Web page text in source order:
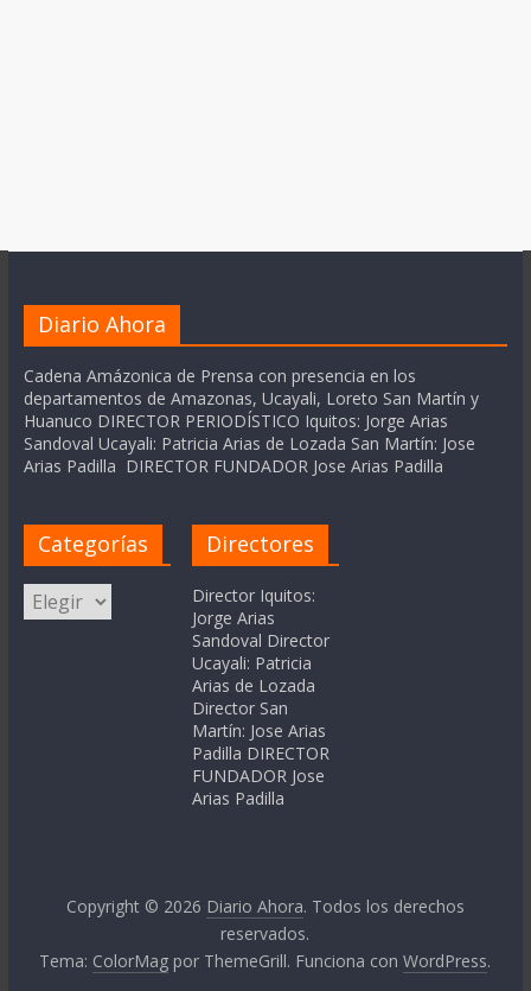
Diario Ahora
Cadena Amázonica de Prensa con presencia en los
departamentos de Amazonas, Ucayali, Loreto San Martín y
Huanuco DIRECTOR PERIODÍSTICO Iquitos: Jorge Arias
Sandoval Ucayali: Patricia Arias de Lozada San Martín: Jose
Arias Padilla DIRECTOR FUNDADOR Jose Arias Padilla
Categorías
Categorías
Directores
Director Iquitos:
Jorge Arias
Sandoval Director
Ucayali: Patricia
Arias de Lozada
Director San
Martín: Jose Arias
Padilla DIRECTOR
FUNDADOR Jose
Arias Padilla
Copyright © 2026 Diario Ahora. Todos los derechos
reservados.
Tema: ColorMag por ThemeGrill. Funciona conWordPress.